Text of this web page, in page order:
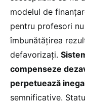
modelul de
pentru profesori
îmbunătățirea
defavorizați.
compenseze
perpetuează
semnificative.